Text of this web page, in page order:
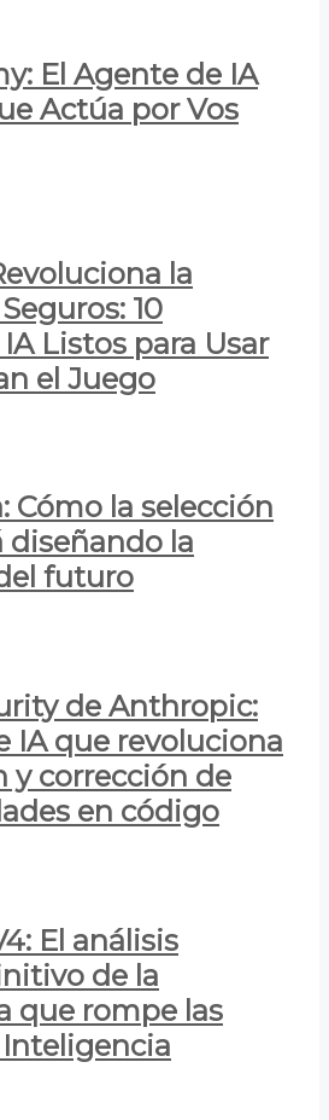
El Agente de IA
Actúa por Vos
la
10
Listos para Usar
el Juego
Cómo la selección
diseñando la
futuro
de Anthropic:
IA que revoluciona
y corrección de
en código
El análisis
de la
que rompe las